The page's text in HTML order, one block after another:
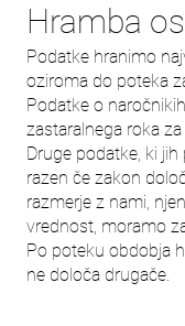
Hramba
Podatke hranimo
oziroma do poteka
Podatke o
zastaralnega roka
Druge podatke, ki
razen če zakon
razmerje z nami,
vrednost, moramo
Po poteku obdobja
ne določa drugače.